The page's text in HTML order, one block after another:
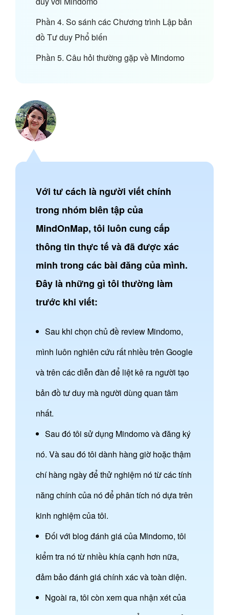
Phần 4. So sánh các Chương trình Lập bản
đồ Tư duy Phổ biến
Phần 5. Câu hỏi thường gặp về Mindomo
Với tư cách là người viết chính
trong nhóm biên tập của
MindOnMap, tôi luôn cung cấp
thông tin thực tế và đã được xác
minh trong các bài đăng của mình.
Đây là những gì tôi thường làm
trước khi viết:
Sau khi chọn chủ đề review Mindomo,
mình luôn nghiên cứu rất nhiều trên Google
và trên các diễn đàn để liệt kê ra người tạo
bản đồ tư duy mà người dùng quan tâm
nhất.
Sau đó tôi sử dụng Mindomo và đăng ký
nó. Và sau đó tôi dành hàng giờ hoặc thậm
chí hàng ngày để thử nghiệm nó từ các tính
năng chính của nó để phân tích nó dựa trên
kinh nghiệm của tôi.
Đối với blog đánh giá của Mindomo, tôi
kiểm tra nó từ nhiều khía cạnh hơn nữa,
đảm bảo đánh giá chính xác và toàn diện.
Ngoài ra, tôi còn xem qua nhận xét của